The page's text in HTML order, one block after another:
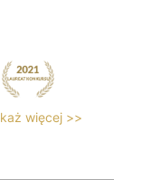
więcej >>